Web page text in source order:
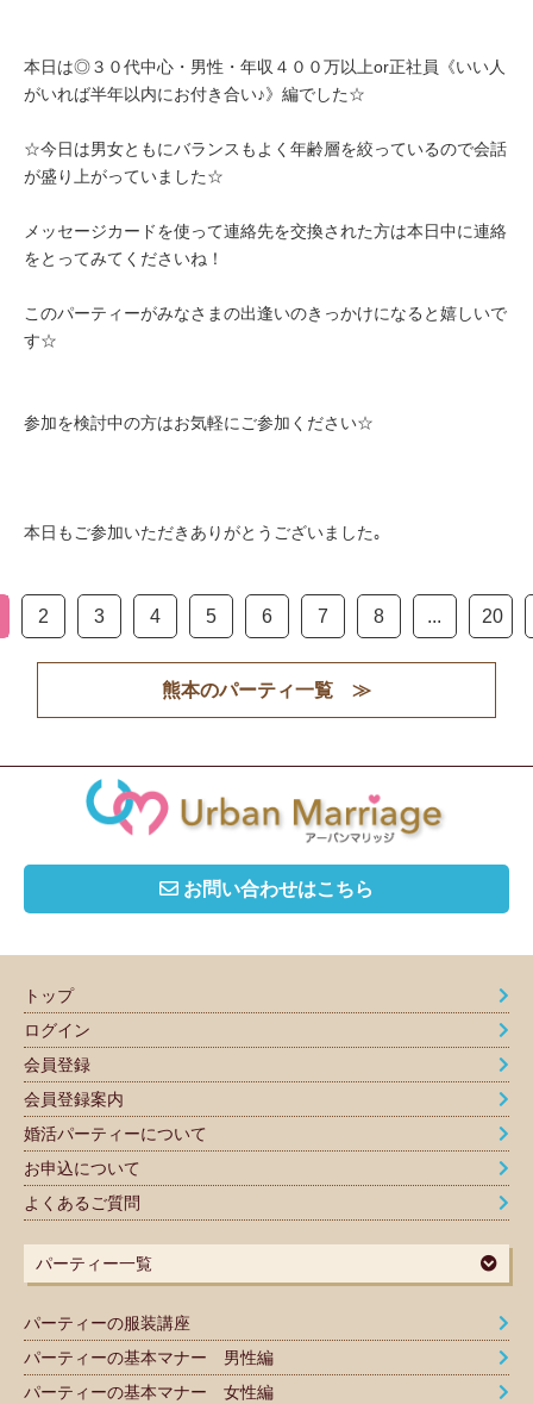
本日は◎３０代中心・男性・年収４００万以上or正社員《いい人
がいれば半年以内にお付き合い♪》編でした☆
☆今日は男女ともにバランスもよく年齢層を絞っているので会話
が盛り上がっていました☆
メッセージカードを使って連絡先を交換された方は本日中に連絡
をとってみてくださいね！
このパーティーがみなさまの出逢いのきっかけになると嬉しいで
す☆
参加を検討中の方はお気軽にご参加ください☆
本日もご参加いただきありがとうございました｡
2 3 4 5 6 7 8 ... 20
熊本のパーティ一覧 ≫
お問い合わせはこちら
トップ
ログイン
会員登録
会員登録案内
婚活パーティーについて
お申込について
よくあるご質問
パーティー一覧
パーティーの服装講座
パーティーの基本マナー 男性編
パーティーの基本マナー 女性編